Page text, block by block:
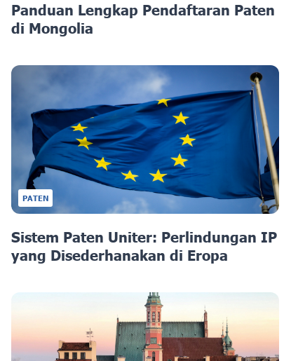
Panduan Lengkap Pendaftaran Paten
di Mongolia
PATEN
Sistem Paten Uniter: Perlindungan IP
yang Disederhanakan di Eropa